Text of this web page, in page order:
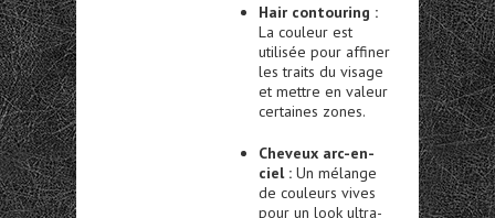
Hair contouring :
La couleur est
utilisée pour affiner
les traits du visage
et mettre en valeur
certaines zones.
Cheveux arc-en-
ciel : Un mélange
de couleurs vives
pour un look ultra-